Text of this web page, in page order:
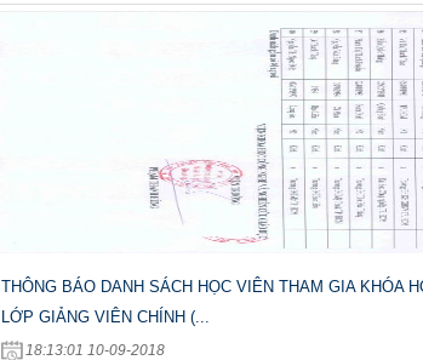
THÔNG BÁO DANH SÁCH HỌC VIÊN THAM GIA KHÓA
LỚP GIẢNG VIÊN CHÍNH (...
18:13:01 10-09-2018